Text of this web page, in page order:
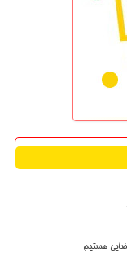
هستیم